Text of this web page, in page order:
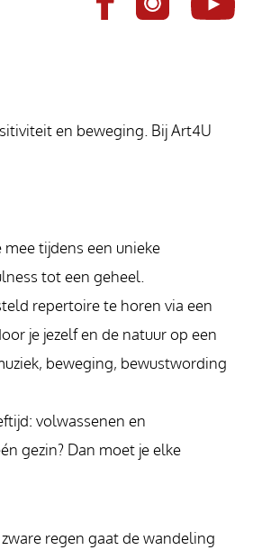
en beweging. Bij Art4U
tijdens een unieke
tot een geheel.
repertoire te horen via een
je jezelf en de natuur op een
beweging, bewustwording
volwassenen en
gezin? Dan moet je elke
regen gaat de wandeling